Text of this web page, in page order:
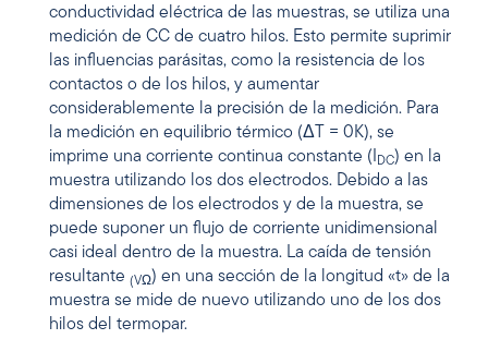
conductividad eléctrica de las muestras, se utiliza una
medición de CC de cuatro hilos. Esto permite suprimir
las influencias parásitas, como la resistencia de los
contactos o de los hilos, y aumentar
considerablemente la precisión de la medición. Para
la medición en equilibrio térmico (ΔT = 0K), se
imprime una corriente continua constante (I DC) en la
muestra utilizando los dos electrodos. Debido a las
dimensiones de los electrodos y de la muestra, se
puede suponer un flujo de corriente unidimensional
casi ideal dentro de la muestra. La caída de tensión
resultante (VΩ) en una sección de la longitud «t» de la
muestra se mide de nuevo utilizando uno de los dos
hilos del termopar.